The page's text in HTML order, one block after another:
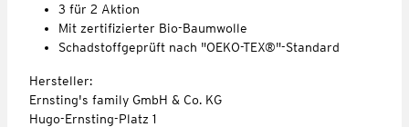
3 für 2 Aktion
Mit zertifizierter Bio-Baumwolle
Schadstoffgeprüft nach "OEKO-TEX®"-Standard
Hersteller:
Ernsting's family GmbH & Co. KG
Hugo-Ernsting-Platz 1